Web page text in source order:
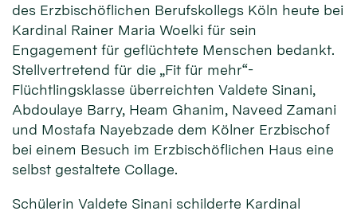
des Erzbischöflichen Berufskollegs Köln heute bei
Kardinal Rainer Maria Woelki für sein
Engagement für geflüchtete Menschen bedankt.
Stellvertretend für die „Fit für mehr“-
Flüchtlingsklasse überreichten Valdete Sinani,
Abdoulaye Barry, Heam Ghanim, Naveed Zamani
und Mostafa Nayebzade dem Kölner Erzbischof
bei einem Besuch im Erzbischöflichen Haus eine
selbst gestaltete Collage.
Schülerin Valdete Sinani schilderte Kardinal